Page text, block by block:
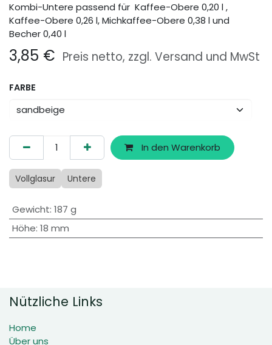
Kombi-Untere passend für Kaffee-Obere 0,20 l ,
Kaffee-Obere 0,26 l, Michkaffee-Obere 0,38 l und
Becher 0,40 l
3,85 € Preis netto, zzgl. Versand und MwSt
FARBE
In den Warenkorb
Vollglasur Untere
Gewicht: 187 g
Höhe: 18 mm
Nützliche Links
Home
Über uns